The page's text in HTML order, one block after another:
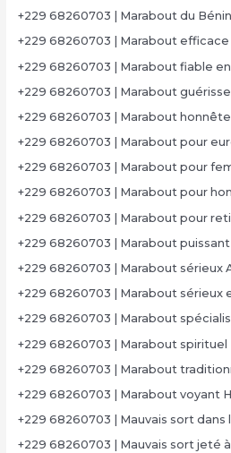
+229 68260703 | Marabout du Bénin
+229 68260703 | Marabout
+229 68260703 | Marabout fiable
+229 68260703 | Marabout
+229 68260703 | Marabout honnête
+229 68260703 | Marabout pour
+229 68260703 | Marabout pour
+229 68260703 | Marabout pour
+229 68260703 | Marabout pour
+229 68260703 | Marabout puissant
+229 68260703 | Marabout sérieux
+229 68260703 | Marabout sérieux
+229 68260703 | Marabout
+229 68260703 | Marabout spirituel
+229 68260703 | Marabout
+229 68260703 | Marabout voyant
+229 68260703 | Mauvais sort dans
+229 68260703 | Mauvais sort jeté